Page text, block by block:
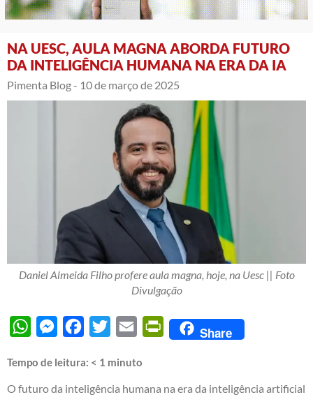
NA UESC, AULA MAGNA ABORDA FUTURO
DA INTELIGÊNCIA HUMANA NA ERA DA IA
Pimenta Blog - 10 de março de 2025
Daniel Almeida Filho profere aula magna, hoje, na Uesc || Foto
Divulgação
WhatsAppMessengerFacebook
Twitter Email PrintFriendly
Share
Tempo de leitura: < 1 minuto
O futuro da inteligência humana na era da inteligência artificial